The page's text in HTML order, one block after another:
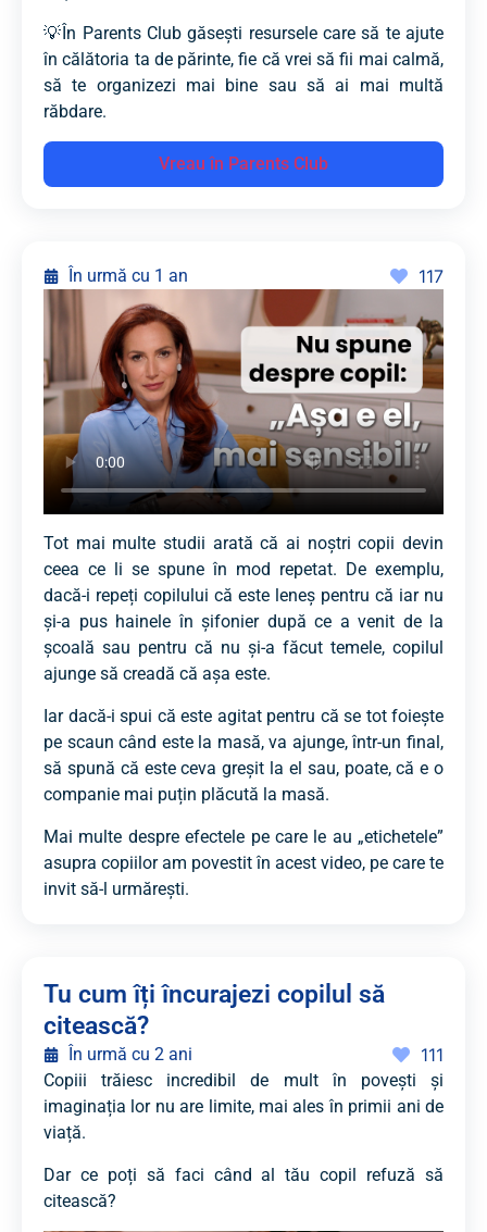
💡În Parents Club găsești resursele care să te ajute
în călătoria ta de părinte, fie că vrei să fii mai calmă,
să te organizezi mai bine sau să ai mai multă
răbdare.
Vreau în Parents Club
În urmă cu 1 an 117
Tot mai multe studii arată că ai noștri copii devin
ceea ce li se spune în mod repetat. De exemplu,
dacă-i repeți copilului că este leneș pentru că iar nu
și-a pus hainele în șifonier după ce a venit de la
școală sau pentru că nu și-a făcut temele, copilul
ajunge să creadă că așa este.
Iar dacă-i spui că este agitat pentru că se tot foiește
pe scaun când este la masă, va ajunge, într-un final,
să spună că este ceva greșit la el sau, poate, că e o
companie mai puțin plăcută la masă.
Mai multe despre efectele pe care le au „etichetele”
asupra copiilor am povestit în acest video, pe care te
invit să-l urmărești.
Tu cum îți încurajezi copilul să
citească?
În urmă cu 2 ani 111
Copiii trăiesc incredibil de mult în povești și
imaginația lor nu are limite, mai ales în primii ani de
viață.
Dar ce poți să faci când al tău copil refuză să
citească?